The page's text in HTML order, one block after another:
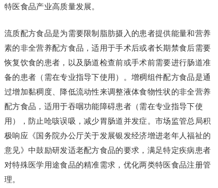
特医食品产业高质量发展。
流质配方食品是为需要限制脂肪摄入的患者提供能量和营养
素的非全营养配方食品，适用于手术后或者长期禁食后需要
恢复饮食的患者，以及肠道检查前或手术前需要进行肠道准
备的患者（需在专业指导下使用）。增稠组件配方食品是通
过增加黏稠度、降低流动性来调整液体食物性状的非全营养
配方食品，适用于吞咽功能障碍患者（需在专业指导下使
用），防止呛咳误吸，减少胃肠道并发症。市场监管总局积
极响应《国务院办公厅关于发展银发经济增进老年人福祉的
意见》中鼓励研发适老配方食品的要求，满足特定疾病患者
对特殊医学用途食品的精准需求，优化两类特医食品注册管
理。